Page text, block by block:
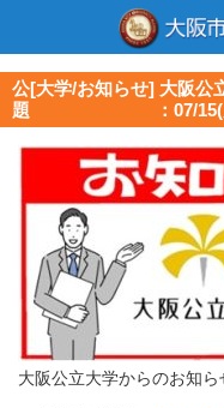
公[大学/お知らせ] 大阪公
題 ：07/15(月)
大阪公立大学からのお知ら